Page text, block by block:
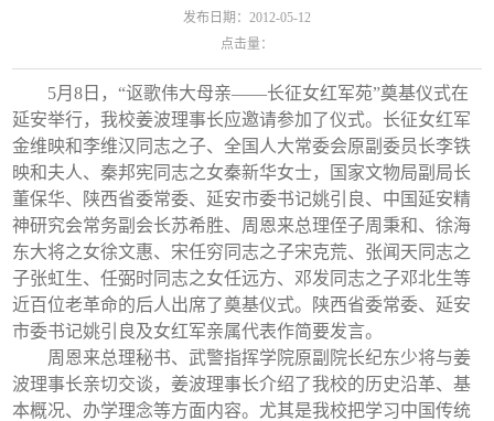
发布日期：2012-05-12
点击量：
5月8日，“讴歌伟大母亲——长征女红军苑”奠基仪式在
延安举行，我校姜波理事长应邀请参加了仪式。长征女红军
金维映和李维汉同志之子、全国人大常委会原副委员长李铁
映和夫人、秦邦宪同志之女秦新华女士，国家文物局副局长
董保华、陕西省委常委、延安市委书记姚引良、中国延安精
神研究会常务副会长苏希胜、周恩来总理侄子周秉和、徐海
东大将之女徐文惠、宋任穷同志之子宋克荒、张闻天同志之
子张虹生、任弼时同志之女任远方、邓发同志之子邓北生等
近百位老革命的后人出席了奠基仪式。陕西省委常委、延安
市委书记姚引良及女红军亲属代表作简要发言。
周恩来总理秘书、武警指挥学院原副院长纪东少将与姜
波理事长亲切交谈，姜波理事长介绍了我校的历史沿革、基
本概况、办学理念等方面内容。尤其是我校把学习中国传统